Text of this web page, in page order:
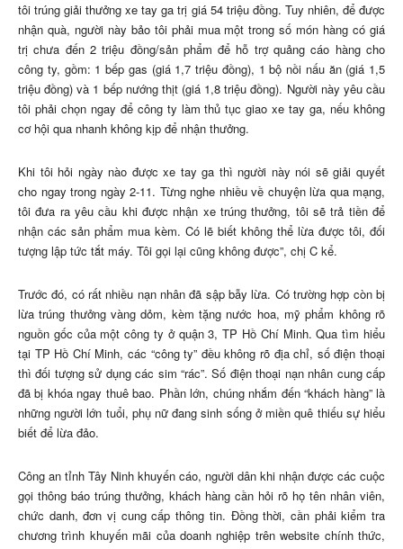
tôi trúng giải thưởng xe tay ga trị giá 54 triệu đồng. Tuy nhiên, để được
nhận quà, người này bảo tôi phải mua một trong số món hàng có giá
trị chưa đến 2 triệu đồng/sản phẩm để hỗ trợ quảng cáo hàng cho
công ty, gồm: 1 bếp gas (giá 1,7 triệu đồng), 1 bộ nồi nấu ăn (giá 1,5
triệu đồng) và 1 bếp nướng thịt (giá 1,8 triệu đồng). Người này yêu cầu
tôi phải chọn ngay để công ty làm thủ tục giao xe tay ga, nếu không
cơ hội qua nhanh không kịp để nhận thưởng.
Khi tôi hỏi ngày nào được xe tay ga thì người này nói sẽ giải quyết
cho ngay trong ngày 2-11. Từng nghe nhiều về chuyện lừa qua mạng,
tôi đưa ra yêu cầu khi được nhận xe trúng thưởng, tôi sẽ trả tiền để
nhận các sản phẩm mua kèm. Có lẽ biết không thể lừa được tôi, đối
tượng lập tức tắt máy. Tôi gọi lại cũng không được”, chị C kể.
Trước đó, có rất nhiều nạn nhân đã sập bẫy lừa. Có trường hợp còn bị
lừa trúng thưởng vàng dỏm, kèm tặng nước hoa, mỹ phẩm không rõ
nguồn gốc của một công ty ở quận 3, TP Hồ Chí Minh. Qua tìm hiểu
tại TP Hồ Chí Minh, các “công ty” đều không rõ địa chỉ, số điện thoại
thì đối tượng sử dụng các sim “rác”. Số điện thoại nạn nhân cung cấp
đã bị khóa ngay thuê bao. Phần lớn, chúng nhắm đến “khách hàng” là
những người lớn tuổi, phụ nữ đang sinh sống ở miền quê thiếu sự hiểu
biết để lừa đảo.
Công an tỉnh Tây Ninh khuyến cáo, người dân khi nhận được các cuộc
gọi thông báo trúng thưởng, khách hàng cần hỏi rõ họ tên nhân viên,
chức danh, đơn vị cung cấp thông tin. Đồng thời, cần phải kiểm tra
chương trình khuyến mãi của doanh nghiệp trên website chính thức,